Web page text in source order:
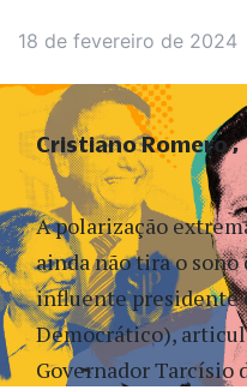
18 de fevereiro de 2024
A polarização
ainda não tira o sono
influente presidente
Democrático),
Governador Tarcísio
Cristiano Romero